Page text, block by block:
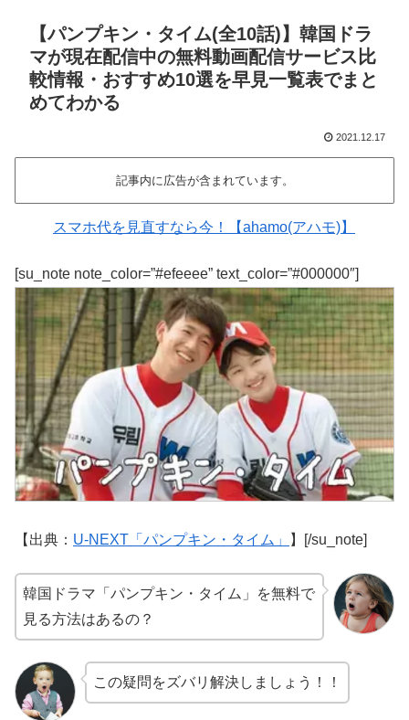
【パンプキン・タイム(全10話)】韓国ドラ
マが現在配信中の無料動画配信サービス比
較情報・おすすめ10選を早見一覧表でまと
めてわかる
2021.12.17
記事内に広告が含まれています。
スマホ代を見直すなら今！【ahamo(アハモ)】
[su_note note_color=”#efeeee” text_color=”#000000″]
【出典： U-NEXT「パンプキン・タイム」 】[/su_note]
韓国ドラマ「パンプキン・タイム」を無料で
見る方法はあるの？
この疑問をズバリ解決しましょう！！